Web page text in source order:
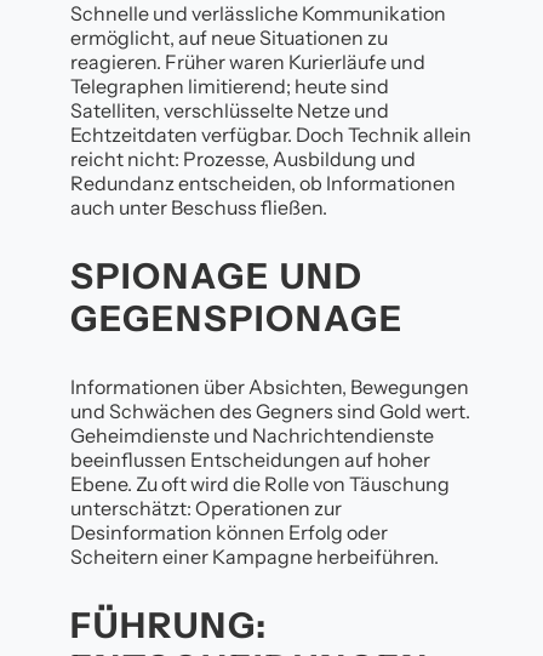
Schnelle und verlässliche Kommunikation
ermöglicht, auf neue Situationen zu
reagieren. Früher waren Kurierläufe und
Telegraphen limitierend; heute sind
Satelliten, verschlüsselte Netze und
Echtzeitdaten verfügbar. Doch Technik allein
reicht nicht: Prozesse, Ausbildung und
Redundanz entscheiden, ob Informationen
auch unter Beschuss fließen.
SPIONAGE UND
GEGENSPIONAGE
Informationen über Absichten, Bewegungen
und Schwächen des Gegners sind Gold wert.
Geheimdienste und Nachrichtendienste
beeinflussen Entscheidungen auf hoher
Ebene. Zu oft wird die Rolle von Täuschung
unterschätzt: Operationen zur
Desinformation können Erfolg oder
Scheitern einer Kampagne herbeiführen.
FÜHRUNG: